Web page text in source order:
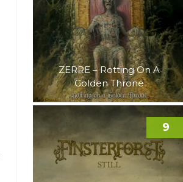
ZERRE – Rotting On A
Golden Throne
9